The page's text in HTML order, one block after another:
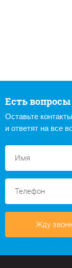
Есть
Оставьте
и ответят на все
Жду